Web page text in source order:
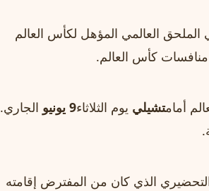
العالمي المؤهل لكأس العالم
كأس العالم.
أمامتشيلي يوم الثلاثاء9 يونيو
الجاري.
الذي كان من المفترض إقامته